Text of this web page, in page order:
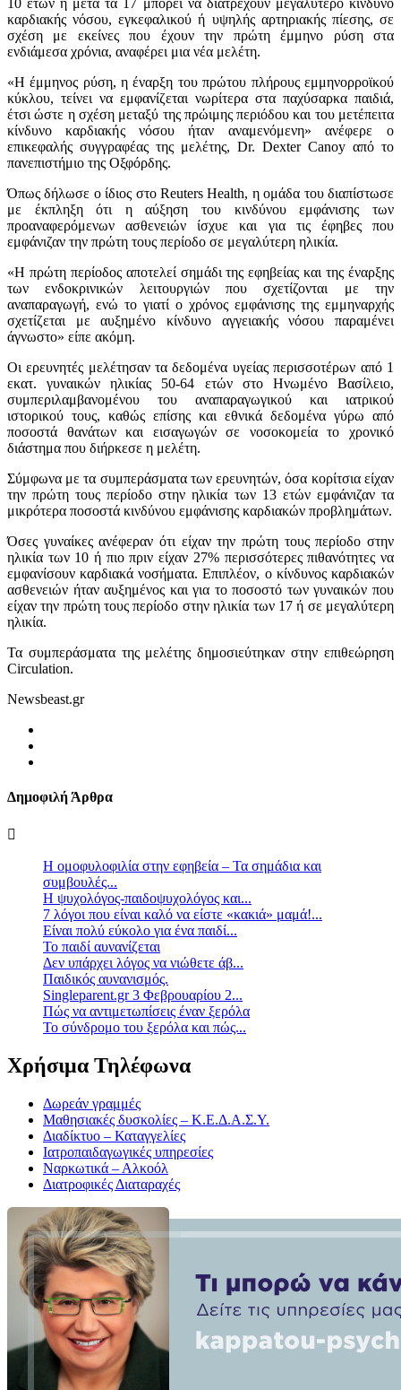
καρδιακής νόσου, εγκεφαλικού ή υψηλής αρτηριακής πίεσης, σε
σχέση με εκείνες που έχουν την πρώτη έμμηνο ρύση στα
ενδιάμεσα χρόνια, αναφέρει μια νέα μελέτη.
«Η έμμηνος ρύση, η έναρξη του πρώτου πλήρους εμμηνορροϊκού
κύκλου, τείνει να εμφανίζεται νωρίτερα στα παχύσαρκα παιδιά,
έτσι ώστε η σχέση μεταξύ της πρώιμης περιόδου και του μετέπειτα
κίνδυνο καρδιακής νόσου ήταν αναμενόμενη» ανέφερε ο
επικεφαλής συγγραφέας της μελέτης, Dr. Dexter Canoy από το
πανεπιστήμιο της Οξφόρδης.
Όπως δήλωσε ο ίδιος στο Reuters Health, η ομάδα του διαπίστωσε
με έκπληξη ότι η αύξηση του κινδύνου εμφάνισης των
προαναφερόμενων ασθενειών ίσχυε και για τις έφηβες που
εμφάνιζαν την πρώτη τους περίοδο σε μεγαλύτερη ηλικία.
«Η πρώτη περίοδος αποτελεί σημάδι της εφηβείας και της έναρξης
των ενδοκρινικών λειτουργιών που σχετίζονται με την
αναπαραγωγή, ενώ το γιατί ο χρόνος εμφάνισης της εμμηναρχής
σχετίζεται με αυξημένο κίνδυνο αγγειακής νόσου παραμένει
άγνωστο» είπε ακόμη.
Οι ερευνητές μελέτησαν τα δεδομένα υγείας περισσοτέρων από 1
εκατ. γυναικών ηλικίας 50-64 ετών στο Ηνωμένο Βασίλειο,
συμπεριλαμβανομένου του αναπαραγωγικού και ιατρικού
ιστορικού τους, καθώς επίσης και εθνικά δεδομένα γύρω από
ποσοστά θανάτων και εισαγωγών σε νοσοκομεία το χρονικό
διάστημα που διήρκεσε η μελέτη.
Σύμφωνα με τα συμπεράσματα των ερευνητών, όσα κορίτσια είχαν
την πρώτη τους περίοδο στην ηλικία των 13 ετών εμφάνιζαν τα
μικρότερα ποσοστά κινδύνου εμφάνισης καρδιακών προβλημάτων.
Όσες γυναίκες ανέφεραν ότι είχαν την πρώτη τους περίοδο στην
ηλικία των 10 ή πιο πριν είχαν 27% περισσότερες πιθανότητες να
εμφανίσουν καρδιακά νοσήματα. Επιπλέον, ο κίνδυνος καρδιακών
ασθενειών ήταν αυξημένος και για το ποσοστό των γυναικών που
είχαν την πρώτη τους περίοδο στην ηλικία των 17 ή σε μεγαλύτερη
ηλικία.
Τα συμπεράσματα της μελέτης δημοσιεύτηκαν στην επιθεώρηση
Circulation.
Newsbeast.gr
Δημοφιλή Άρθρα
Η ομοφυλοφιλία στην εφηβεία – Τα σημάδια και
συμβουλές...
Η ψυχολόγος-παιδοψυχολόγος και...
7 λόγοι που είναι καλό να είστε «κακιά» μαμά!...
Είναι πολύ εύκολο για ένα παιδί...
Το παιδί αυνανίζεται
Δεν υπάρχει λόγος να νιώθετε άβ...
Παιδικός αυνανισμός.
Singleparent.gr 3 Φεβρουαρίου 2...
Πώς να αντιμετωπίσεις έναν ξερόλα
Το σύνδρομο του ξερόλα και πώς...
Χρήσιμα Τηλέφωνα
Δωρεάν γραμμές
Μαθησιακές δυσκολίες – Κ.Ε.Δ.Α.Σ.Υ.
Διαδίκτυο – Καταγγελίες
Ιατροπαιδαγωγικές υπηρεσίες
Ναρκωτικά – Αλκοόλ
Διατροφικές Διαταραχές